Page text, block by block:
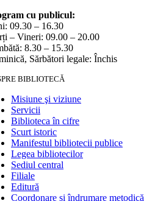
cu publicul:
09.30 – 16.30
– Vineri: 09.00 – 20.00
8.30 – 15.30
Sărbători legale: Închis
BIBLIOTECĂ
Misiune şi viziune
Servicii
Biblioteca în cifre
Scurt istoric
Manifestul bibliotecii publice
Legea bibliotecilor
Sediul central
Filiale
Editură
Coordonare și îndrumare metodică